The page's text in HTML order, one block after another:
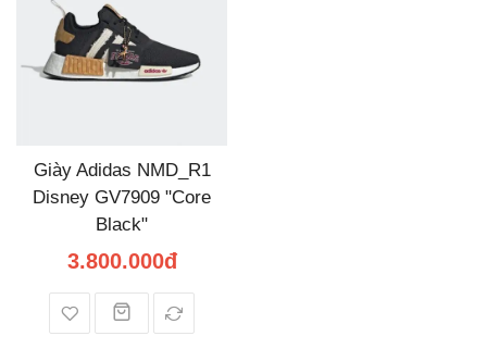
Giày Adidas NMD_R1
Disney GV7909 "Core
Black"
3.800.000đ